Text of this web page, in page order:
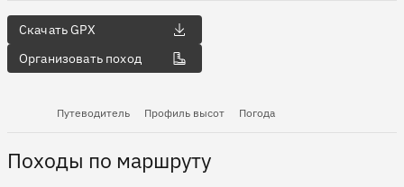
Скачать GPX
Организовать поход
Путеводитель Профиль высот Погода
Походы по маршруту